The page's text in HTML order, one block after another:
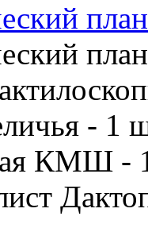
- 1
КМШ -